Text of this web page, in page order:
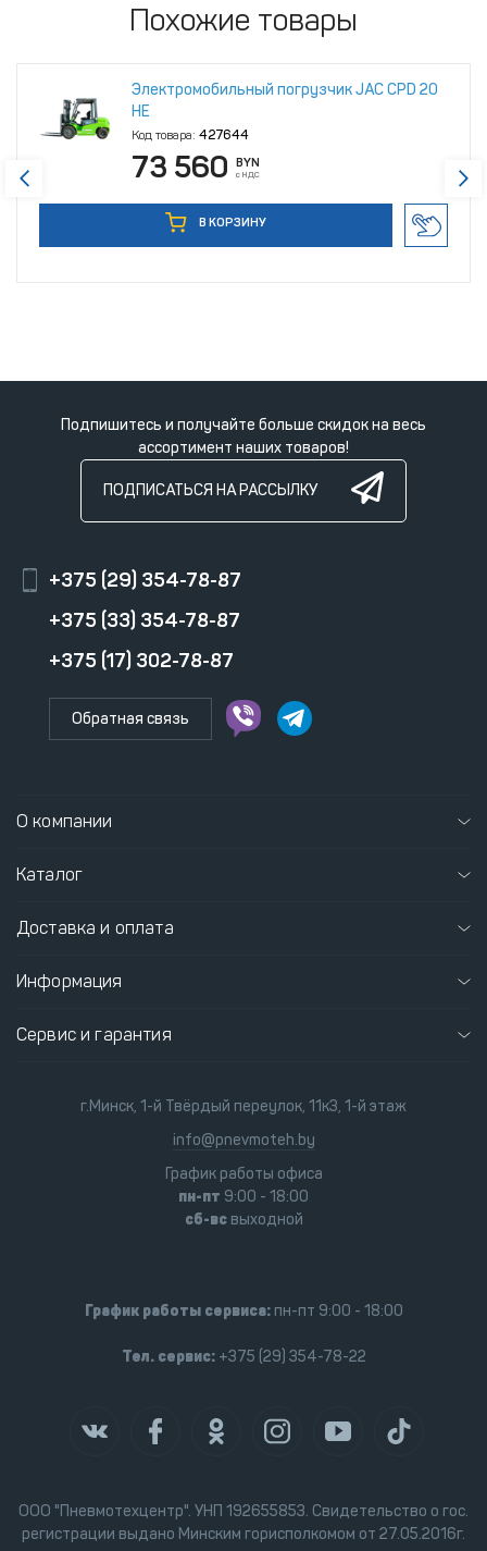
Похожие товары
Электромобильный погрузчик JAC CPD 20
HE
Код товара: 427644
73 560 BYN
с НДС
В КОРЗИНУ
Подпишитесь и получайте больше скидок на весь
ассортимент наших товаров!
ПОДПИСАТЬСЯ НА РАССЫЛКУ
+375 (29) 354-78-87
+375 (33) 354-78-87
+375 (17) 302-78-87
Обратная связь
О компании
Каталог
Доставка и оплата
Информация
Сервис и гарантия
ООО "Пневмотехцентр". УНП 192655853. Свидетельство о гос.
регистрации выдано Минским горисполкомом от 27.05.2016г.
г.Минск, 1-й Твёрдый переулок, 11к3, 1-й этаж
info@pnevmoteh.by
График работы офиса
пн-пт 9:00 - 18:00
сб-всвыходной
График работы сервиса:пн-пт 9:00 - 18:00
Тел. сервис:+375 (29) 354-78-22